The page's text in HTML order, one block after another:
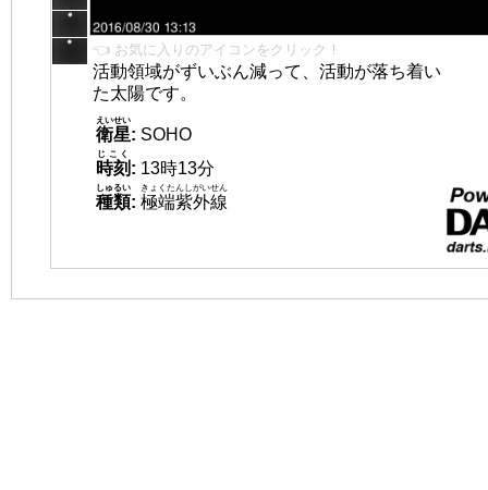
👈 お気に入りのアイコンをクリック！
活動領域がずいぶん減って、活動が落ち着い
た太陽です。
衛星
えいせい
: SOHO
時刻
じこく
: 13時13分
種類
しゅるい
: 極端紫外線
きょくたんしがいせん